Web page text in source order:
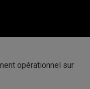
opérationnel sur